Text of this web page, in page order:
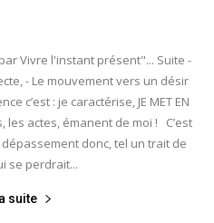
Vivre l'instant présent"... Suite -
- Le mouvement vers un désir
c’est : je caractérise, JE MET EN
les actes, émanent de moi ! C’est
donc, tel un trait de
se perdrait...
suite